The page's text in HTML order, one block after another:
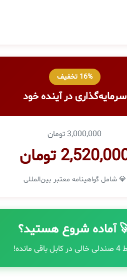
16% تخفیف
سرمایه‌گذاری در آینده خود
3,000,000 تومان
تومان
💎 شامل گواهینامه معتبر بین‌المللی
آماده شروع هستید؟
مانده!